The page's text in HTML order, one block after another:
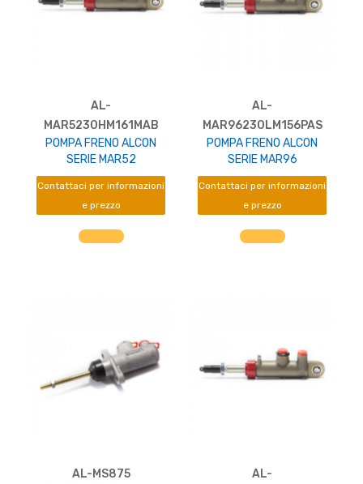
AL-
MAR5230HM161MAB
POMPA FRENO ALCON
SERIE MAR52
Contattaci per informazioni
e prezzo
AL-
MAR96230LM156PAS
POMPA FRENO ALCON
SERIE MAR96
Contattaci per informazioni
e prezzo
AL-MS875
AL-